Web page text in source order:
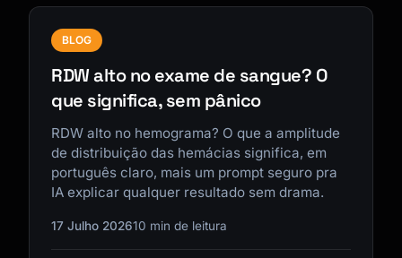
BLOG
RDW alto no exame de sangue? O
que significa, sem pânico
RDW alto no hemograma? O que a amplitude
de distribuição das hemácias significa, em
português claro, mais um prompt seguro pra
IA explicar qualquer resultado sem drama.
17 Julho 202610 min de leitura